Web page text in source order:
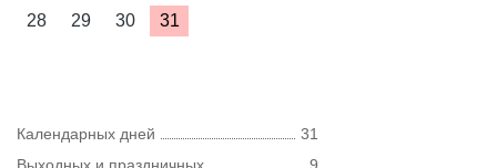
28
29 30 31
Календарных дней
31